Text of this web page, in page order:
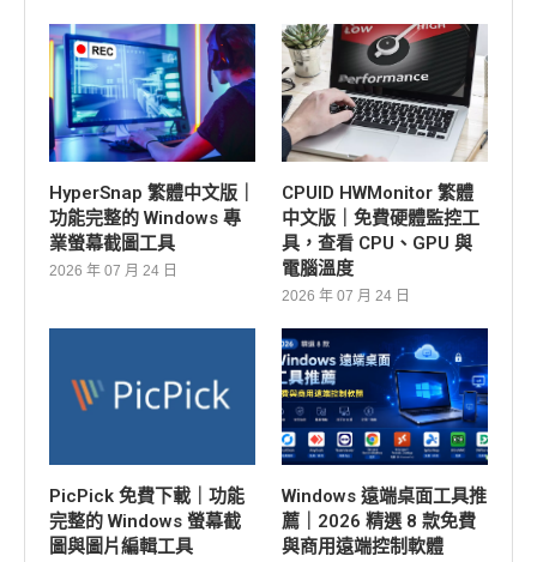
HyperSnap 繁體中文版｜
功能完整的 Windows 專
業螢幕截圖工具
2026 年 07 月 24 日
CPUID HWMonitor 繁體
中文版｜免費硬體監控工
具，查看 CPU、GPU 與
電腦溫度
2026 年 07 月 24 日
PicPick 免費下載｜功能
完整的 Windows 螢幕截
圖與圖片編輯工具
Windows 遠端桌面工具推
薦｜2026 精選 8 款免費
與商用遠端控制軟體